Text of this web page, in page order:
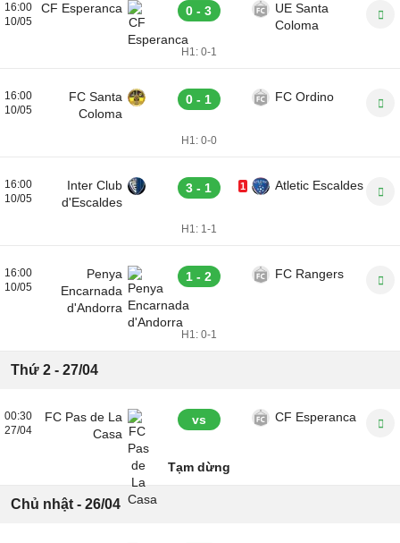
16:00
10/05
CF Esperanca 0 - 3
UE Santa
Coloma
H1: 0-1
16:00
10/05
FC Santa
Coloma
0 - 1 FC Ordino
H1: 0-0
16:00
10/05
Inter Club
d'Escaldes
3 - 1 Atletic Escaldes
1
H1: 1-1
16:00
10/05
Penya
Encarnada
d'Andorra
1 - 2 FC Rangers
H1: 0-1
Thứ 2 - 27/04
00:30
27/04
FC Pas de La
Casa
vs CF Esperanca
Tạm dừng
Chủ nhật - 26/04